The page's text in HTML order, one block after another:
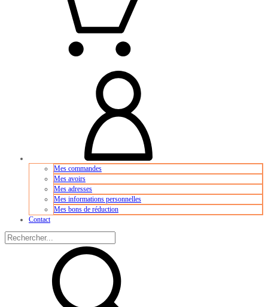
Mes commandes
Mes avoirs
Mes adresses
Mes informations personnelles
Mes bons de réduction
Contact